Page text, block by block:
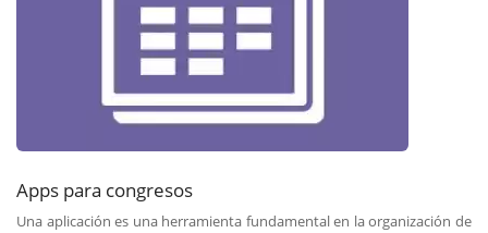
Apps para congresos
Una aplicación es una herramienta fundamental en la organización de